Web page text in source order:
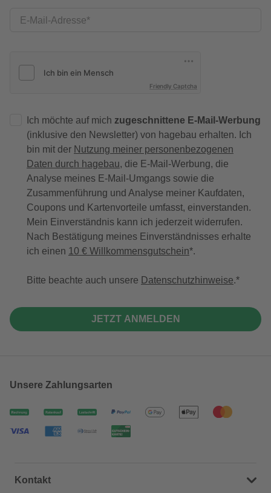
E-Mail-Adresse
Friendly Captcha
Ich möchte auf mich zugeschnittene E-Mail-Werbung
(inklusive den Newsletter) von hagebau erhalten. Ich
bin mit der Nutzung meiner personenbezogenen
Daten durch hagebau, die E-Mail-Werbung, die
Analyse meines E-Mail-Umgangs sowie die
Zusammenführung und Analyse meiner Kaufdaten,
Coupons und Kartenvorteile umfasst, einverstanden.
Mein Einverständnis kann ich jederzeit widerrufen.
Nach Bestätigung meines Einverständnisses erhalte
ich einen 10 € Willkommensgutschein*.
Bitte beachte auch unsere Datenschutzhinweise.
JETZT ANMELDEN
Unsere Zahlungsarten
Kontakt